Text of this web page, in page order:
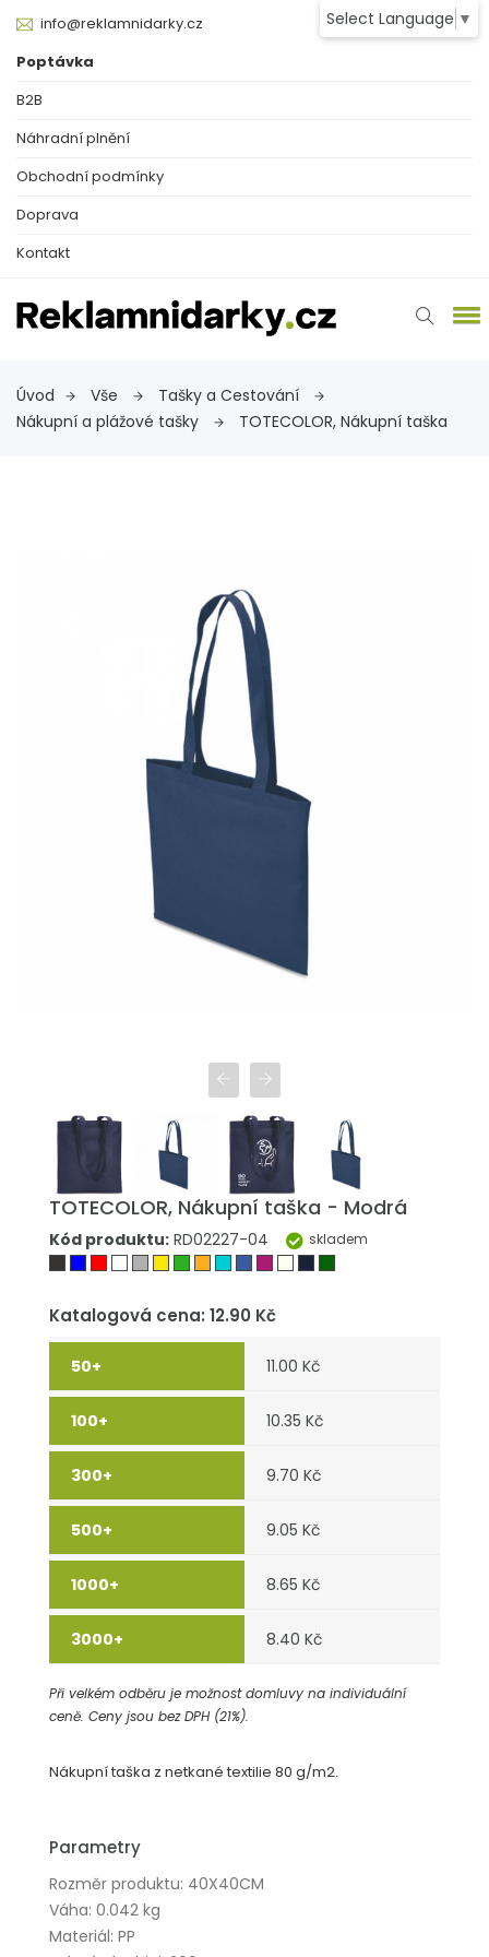
Select Language ▼
info@reklamnidarky.cz
Poptávka
B2B
Náhradní plnění
Obchodní podmínky
Doprava
Kontakt
Úvod Vše
Tašky a Cestování
Nákupní a plážové tašky
TOTECOLOR, Nákupní taška
TOTECOLOR, Nákupní taška - Modrá
Kód produktu: RD02227-04 skladem
Katalogová cena: 12.90 Kč
11.00 Kč
10.35 Kč
9.70 Kč
9.05 Kč
8.65 Kč
8.40 Kč
Při velkém odběru je možnost domluvy na individuální
ceně. Ceny jsou bez DPH (21%).
Nákupní taška z netkané textilie 80 g/m2.
Parametry
Rozměr produktu: 40X40CM
Váha: 0.042 kg
Materiál: PP